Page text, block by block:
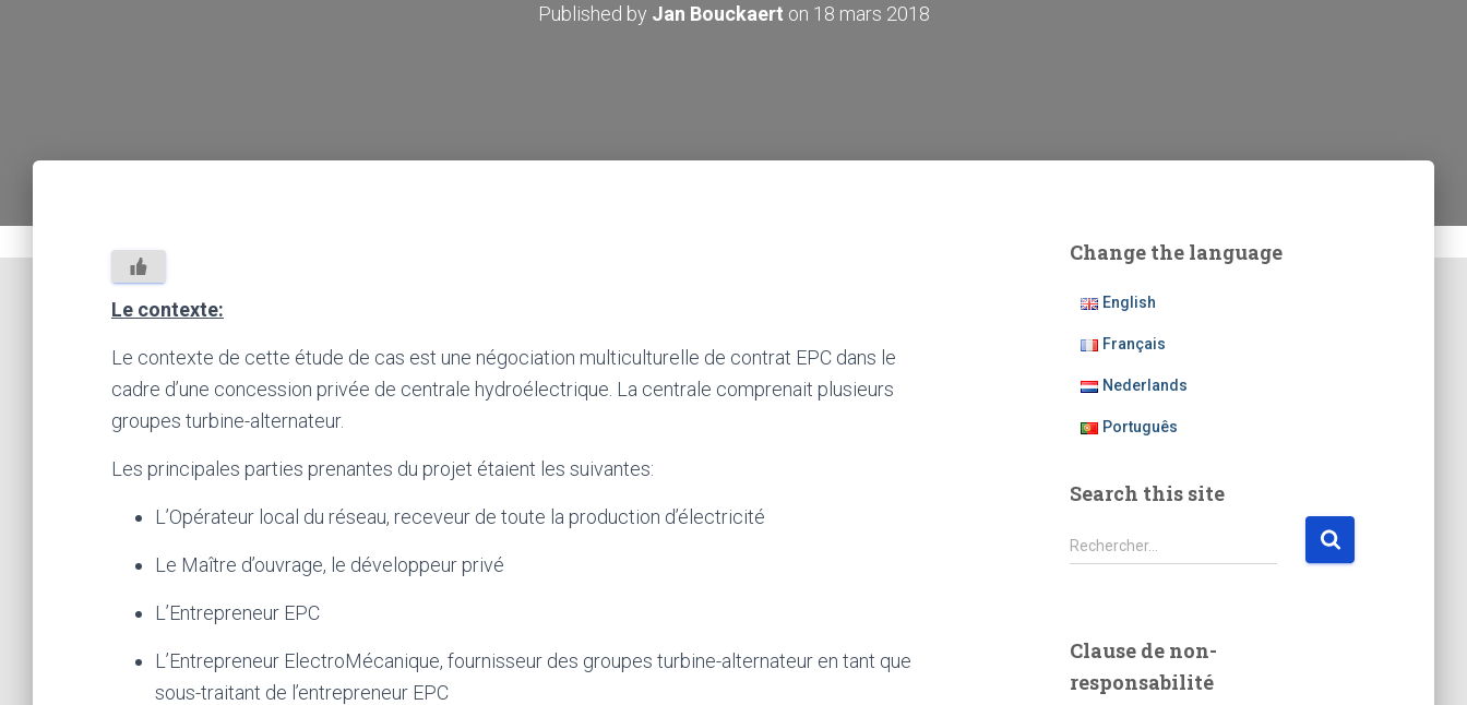
Published by Jan Bouckaert on 18 mars 2018
Le contexte:
Le contexte de cette étude de cas est une négociation multiculturelle de contrat EPC dans le
cadre d’une concession privée de centrale hydroélectrique. La centrale comprenait plusieurs
groupes turbine-alternateur.
Les principales parties prenantes du projet étaient les suivantes:
L’Opérateur local du réseau, receveur de toute la production d’électricité
Le Maître d’ouvrage, le développeur privé
L’Entrepreneur EPC
L’Entrepreneur ElectroMécanique, fournisseur des groupes turbine-alternateur en tant que
sous-traitant de l’entrepreneur EPC
Change the language
English
Français
Nederlands
Português
Search this site
R
e
r
c
Rechercher…
Clause de non-
responsabilité